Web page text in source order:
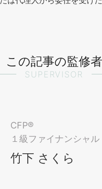
この記事の監修者
SUPERVISOR
竹下 さくら
CFP®
１級ファイナンシャ